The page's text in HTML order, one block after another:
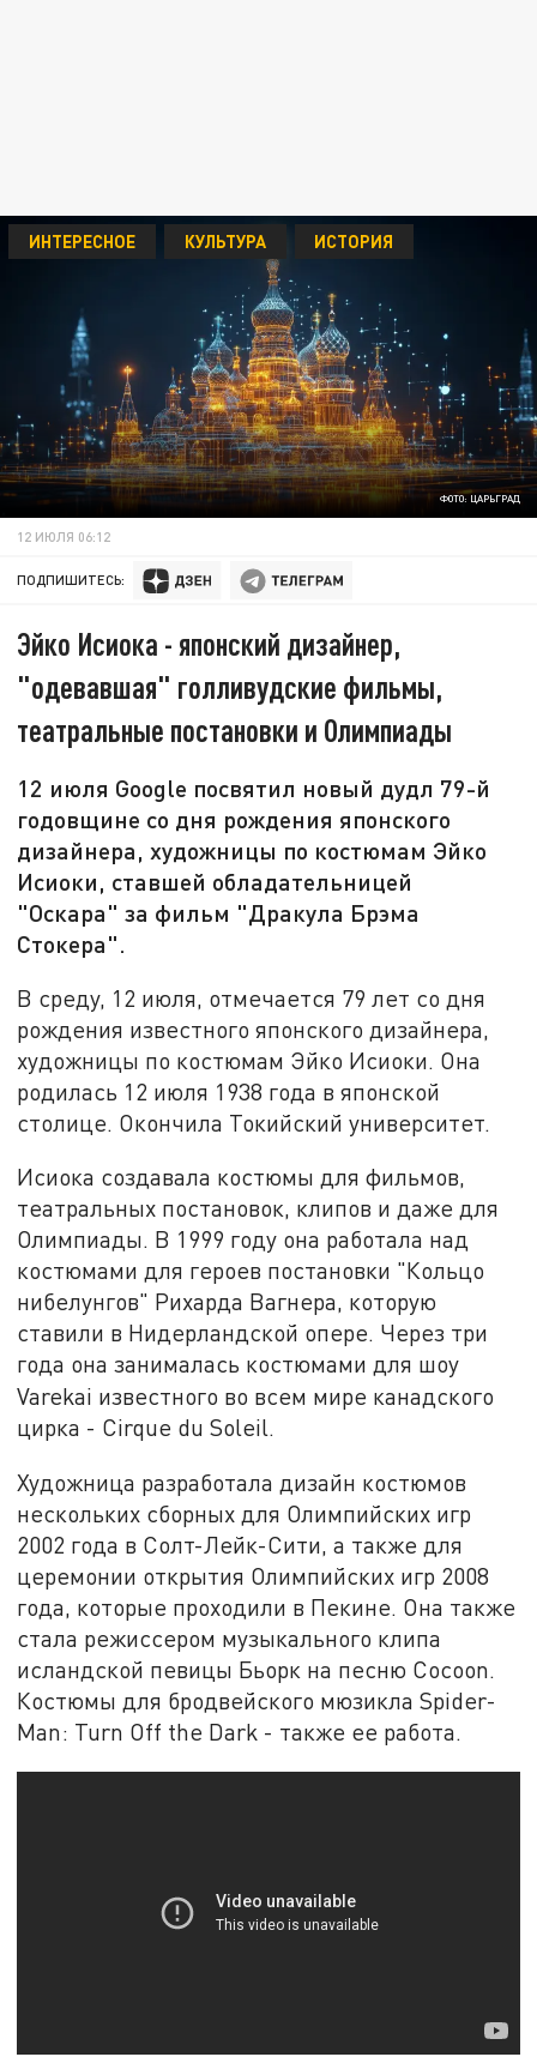
ФОТО: ЦАРЬГРАД
ИНТЕРЕСНОЕ КУЛЬТУРА ИСТОРИЯ
12 ИЮЛЯ 06:12
ПОДПИШИТЕСЬ:
Эйко Исиока - японский дизайнер,
"одевавшая" голливудские фильмы,
театральные постановки и Олимпиады
12 июля Google посвятил новый дудл 79-й
годовщине со дня рождения японского
дизайнера, художницы по костюмам Эйко
Исиоки, ставшей обладательницей
"Оскара" за фильм "Дракула Брэма
Стокера".
В среду, 12 июля, отмечается 79 лет со дня
рождения известного японского дизайнера,
художницы по костюмам Эйко Исиоки. Она
родилась 12 июля 1938 года в японской
столице. Окончила Токийский университет.
Исиока создавала костюмы для фильмов,
театральных постановок, клипов и даже для
Олимпиады. В 1999 году она работала над
костюмами для героев постановки "Кольцо
нибелунгов" Рихарда Вагнера, которую
ставили в Нидерландской опере. Через три
года она занималась костюмами для шоу
Varekai известного во всем мире канадского
цирка - Cirque du Soleil.
Художница разработала дизайн костюмов
нескольких сборных для Олимпийских игр
2002 года в Солт-Лейк-Сити, а также для
церемонии открытия Олимпийских игр 2008
года, которые проходили в Пекине. Она также
стала режиссером музыкального клипа
исландской певицы Бьорк на песню Cocoon.
Костюмы для бродвейского мюзикла Spider-
Man: Turn Off the Dark - также ее работа.